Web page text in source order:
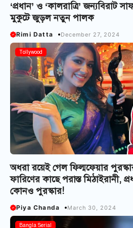
‘প্রধান’ ও ‘কালরাত্রি’ জন্যবিরাট
মুকুটে জুড়ল নতুন পালক
Rimi Datta December 27, 2024
Tollywood
অধরা রয়েই গেল ফিল্মফেয়ার
ফারিণের কাছে পরাস্ত মিঠাইরানী,
কোন‌ও পুরস্কার!
Piya Chanda March 30, 2024
Bangla Serial